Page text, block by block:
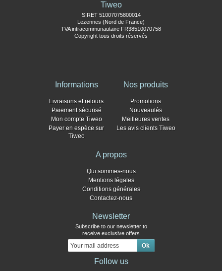
Tiweo
SIRET 51007075800014
Lezennes (Nord de France)
TVA intracommunautaire FR38510070758
Copyright tous droits réservés
Informations
Livraisons et retours
Paiement sécurisé
Mon compte Tiweo
Payer en espèce sur
Tiweo
Nos produits
Promotions
Nouveautés
Meilleures ventes
Les avis clients Tiweo
A propos
Qui sommes-nous
Mentions légales
Conditions générales
Contactez-nous
Newsletter
Subscribe to our newsletter to
receive exclusive offers
Follow us